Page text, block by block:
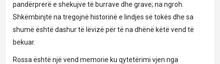
pandërprerë e shekujve të burrave dhe grave; na ngroh.
Shkëmbinjtë na tregojnë historinë e lindjes së tokës dhe sa
shumë është dashur të lëvizë për të na dhënë këtë vend të
bekuar.
Rossa është një vend memorie ku qytetërimi vjen nga